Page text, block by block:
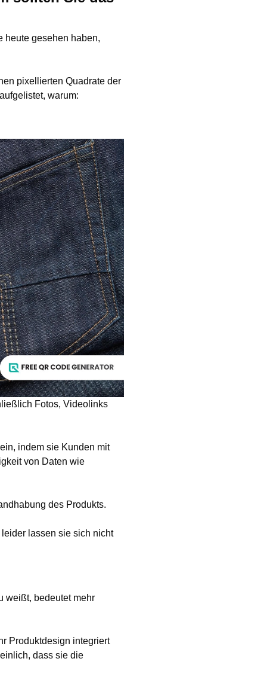
heute gesehen haben,
pixellierten Quadrate der
warum:
Fotos, Videolinks
indem sie Kunden mit
von Daten wie
des Produkts.
lassen sie sich nicht
weißt, bedeutet mehr
Produktdesign integriert
dass sie die